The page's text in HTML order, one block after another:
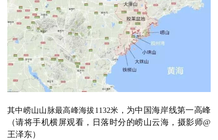
其中崂山山脉最高峰海拔1132米， 为中国海岸线第一高峰
（请将手机横屏观看，日落时分的崂山云海，摄影师@
王泽东）